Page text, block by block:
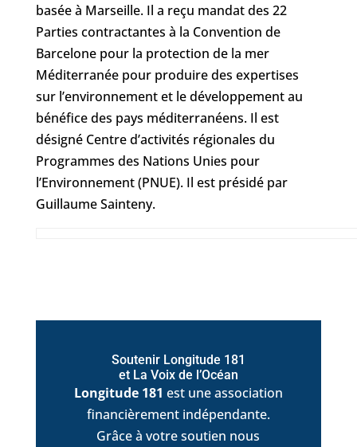
basée à Marseille. Il a reçu mandat des 22
Parties contractantes à la Convention de
Barcelone pour la protection de la mer
Méditerranée pour produire des expertises
sur l’environnement et le développement au
bénéfice des pays méditerranéens. Il est
désigné Centre d’activités régionales du
Programmes des Nations Unies pour
l’Environnement (PNUE). Il est présidé par
Guillaume Sainteny.
Soutenir Longitude 181
et La Voix de l’Océan
Longitude 181 est une association
financièrement indépendante.
Grâce à votre soutien nous